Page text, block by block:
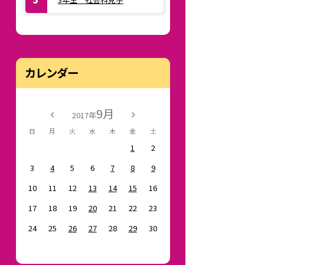
カレンダー
2017年9月
日 月 火 水 木 金 土
1
2
3
4 5 6 7 8
9
10
11 12 13 14 15
16
17
18 19 20 21 22
23
24
25 26 27 28 29 30